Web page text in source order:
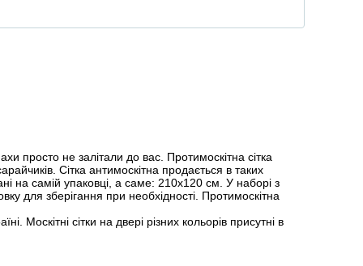
просто не залітали до вас. Протимоскітна сітка
Сітка антимоскітна продається в таких
на самій упаковці, а саме: 210х120 см. У наборі з
для зберігання при необхідності. Протимоскітна
Москітні сітки на двері різних кольорів присутні в